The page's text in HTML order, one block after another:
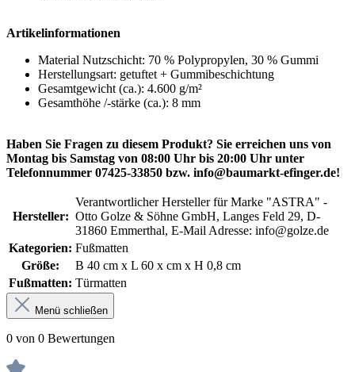
Artikelinformationen
Material Nutzschicht: 70 % Polypropylen, 30 % Gummi
Herstellungsart: getuftet + Gummibeschichtung
Gesamtgewicht (ca.): 4.600 g/m²
Gesamthöhe /-stärke (ca.): 8 mm
Haben Sie Fragen zu diesem Produkt? Sie erreichen uns von
Montag bis Samstag von 08:00 Uhr bis 20:00 Uhr unter
Telefonnummer 07425-33850 bzw. info@baumarkt-efinger.de!
Hersteller:
Verantwortlicher Hersteller für Marke "ASTRA" -
Otto Golze & Söhne GmbH, Langes Feld 29, D-
31860 Emmerthal, E-Mail Adresse: info@golze.de
Kategorien: Fußmatten
Größe:
B 40 cm x L 60 x cm x H 0,8 cm
Fußmatten: Türmatten
Menü schließen
0 von 0 Bewertungen